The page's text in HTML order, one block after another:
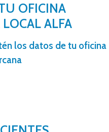
OFICINA
ALFA
los datos de tu oficina